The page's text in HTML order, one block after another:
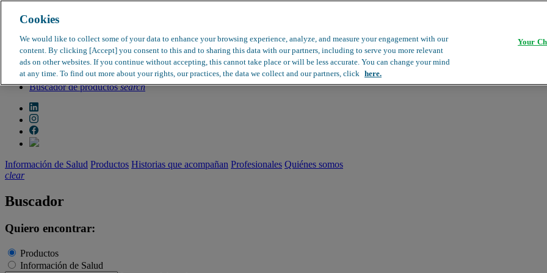
search clear
Dirección médica
Farmacovigilancia
Objeción de calidad
Buscador de productossearch
Información de Salud Productos Historias que acompañan Profesionales Quiénes somos
clear
Buscador
Quiero encontrar:
Productos
Información de Salud
Cookies
We would like to collect some of your data to enhance your browsing experience, analyze, and measure your engagement with our
content. By clicking [Accept] you consent to this and to sharing this data with our partners, including to serve you more relevant
ads on other websites. If you continue without accepting, this cannot take place or will be less accurate. You can change your mind
at any time. To find out more about your rights, our practices, the data we collect and our partners, click here.
Your